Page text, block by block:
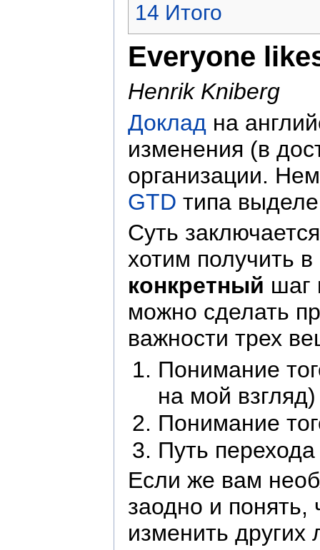
14 Итого
Everyone
Henrik Kniberg
Доклад на
изменения (в
организации.
GTD типа
Суть
хотим получить
конкретный шаг
можно сделать
важности трех
Понимание
на мой взгляд)
Понимание
Путь
Если же вам
заодно и понять,
изменить